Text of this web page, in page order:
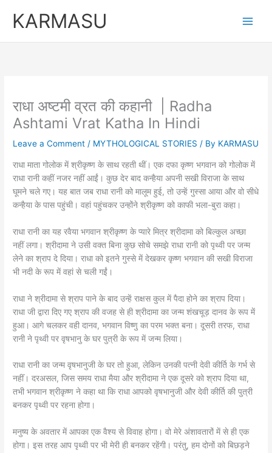
KARMASU
राधा अष्‍टमी व्रत की कहानी | Radha
Ashtami Vrat Katha In Hindi
Leave a Comment / MYTHOLOGICAL STORIES / By KARMASU
राधा माता गोलोक में श्रीकृष्ण के साथ रहती थीं। एक दफा कृष्ण भगवान को गोलोक में
राधा रानी कहीं नजर नहीं आईं। कुछ देर बाद कन्हैया अपनी सखी विराजा के साथ
घूमने चले गए। यह बात जब राधा रानी को मालूम हुई, तो उन्हें गुस्सा आया और वो सीधे
कन्हैया के पास पहुंची। वहां पहुंचकर उन्होंने श्रीकृष्ण को काफी भला-बुरा कहा।
राधा रानी का यह रवैया भगवान श्रीकृष्ण के प्यारे मित्र श्रीदामा को बिल्कुल अच्छा
नहीं लगा। श्रीदामा ने उसी वक्त बिना कुछ सोचे समझे राधा रानी को पृथ्वी पर जन्म
लेने का श्राप दे दिया। राधा को इतने गुस्से में देखकर कृष्ण भगवान की सखी विराजा
भी नदी के रूप में वहां से चली गईं।
राधा ने श्रीदामा से श्राप पाने के बाद उन्हें राक्षस कुल में पैदा होने का श्राप दिया।
राधा जी द्वारा दिए गए श्राप की वजह से ही श्रीदामा का जन्म शंखचूड़ दानव के रूप में
हुआ। आगे चलकर वही दानव, भगवान विष्णु का परम भक्त बना। दूसरी तरफ, राधा
रानी ने पृथ्वी पर वृषभानु के घर पुत्री के रूप में जन्म लिया।
राधा रानी का जन्म वृषभानुजी के घर तो हुआ, लेकिन उनकी पत्नी देवी कीर्ति के गर्भ से
नहींं। दरअसल, जिस समय राधा मैया और श्रीदामा ने एक दूसरे को श्राप दिया था,
तभी भगवान श्रीकृष्ण ने कहा था कि राधा आपको वृषभानुजी और देवी कीर्ति की पुत्री
बनकर पृथ्वी पर रहना होगा।
मनुष्य के अवतार में आपका एक वैश्य से विवाह होगा। वो मेरे अंशावतारों में से ही एक
होगा। इस तरह आप पृथ्वी पर भी मेरी ही बनकर रहेंगी। परंतु, हम दोनों को बिछड़ने